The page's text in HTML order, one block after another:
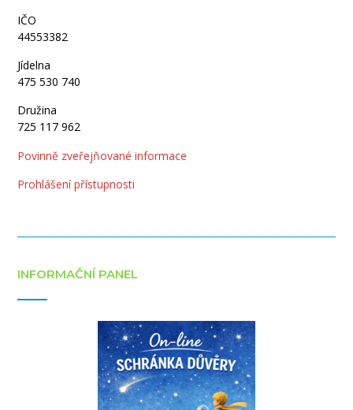
IČO
44553382
Jídelna
475 530 740
Družina
725 117 962
Povinně zveřejňované informace
Prohlášení přístupnosti
INFORMAČNÍ PANEL